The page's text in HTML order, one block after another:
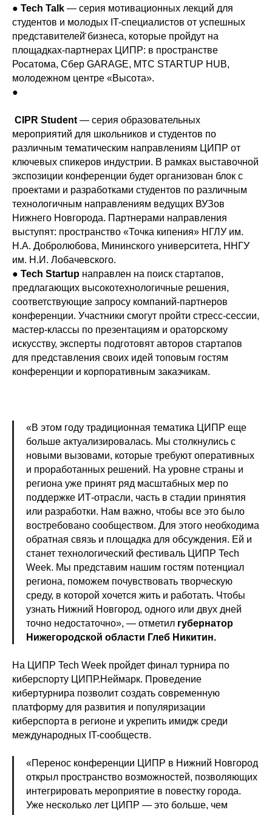
● Tech Talk — серия мотивационных лекций для
студентов и молодых IT-специалистов от успешных
представителей̆ бизнеса, которые пройдут на
площадках-партнерах ЦИПР: в пространстве
Росатома, Сбер GARAGE, МТС STARTUP HUB,
молодежном центре «Высота».
●
CIPR Student — серия образовательных
мероприятий для школьников и студентов по
различным тематическим направлениям ЦИПР от
ключевых спикеров индустрии. В рамках выставочной
экспозиции конференции будет организован блок с
проектами и разработками студентов по различным
технологичным направлениям ведущих ВУЗов
Нижнего Новгорода. Партнерами направления
выступят: пространство «Точка кипения» НГЛУ им.
Н.А. Добролюбова, Мининского университета, ННГУ
им. Н.И. Лобачевского.
● Tech Startup направлен на поиск стартапов,
предлагающих высокотехнологичные решения,
соответствующие запросу компаний-партнеров
конференции. Участники смогут пройти стресс-сессии,
мастер-классы по презентациям и ораторскому
искусству, эксперты подготовят авторов стартапов
для представления своих идей топовым гостям
конференции и корпоративным заказчикам.
«В этом году традиционная тематика ЦИПР еще
больше актуализировалась. Мы столкнулись с
новыми вызовами, которые требуют оперативных
и проработанных решений. На уровне страны и
региона уже принят ряд масштабных мер по
поддержке ИТ-отрасли, часть в стадии принятия
или разработки. Нам важно, чтобы все это было
востребовано сообществом. Для этого необходима
обратная связь и площадка для обсуждения. Ей и
станет технологический фестиваль ЦИПР Tech
Week. Мы представим нашим гостям потенциал
региона, поможем почувствовать творческую
среду, в которой хочется жить и работать. Чтобы
узнать Нижний Новгород, одного или двух дней
точно недостаточно», — отметил губернатор
Нижегородской области Глеб Никитин.
На ЦИПР Tech Week пройдет финал турнира по
киберспорту ЦИПР.Неймарк. Проведение
кибертурнира позволит создать современную
платформу для развития и популяризации
киберспорта в регионе и укрепить имидж среди
международных IT-сообществ.
«Перенос конференции ЦИПР в Нижний Новгород
открыл пространство возможностей, позволяющих
интегрировать мероприятие в повестку города.
Уже несколько лет ЦИПР — это больше, чем